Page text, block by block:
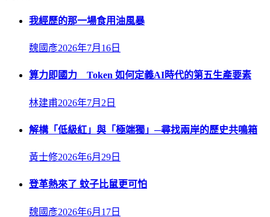
我經歷的那一場食用油風暴
魏國彥2026年7月16日
算力即國力 Token 如何定義AI時代的第五生產要素
林建甫2026年7月2日
解構「低級紅」與「極端獨」─尋找兩岸的歷史共鳴箱
黃士修2026年6月29日
登革熱來了 蚊子比鼠更可怕
魏國彥2026年6月17日